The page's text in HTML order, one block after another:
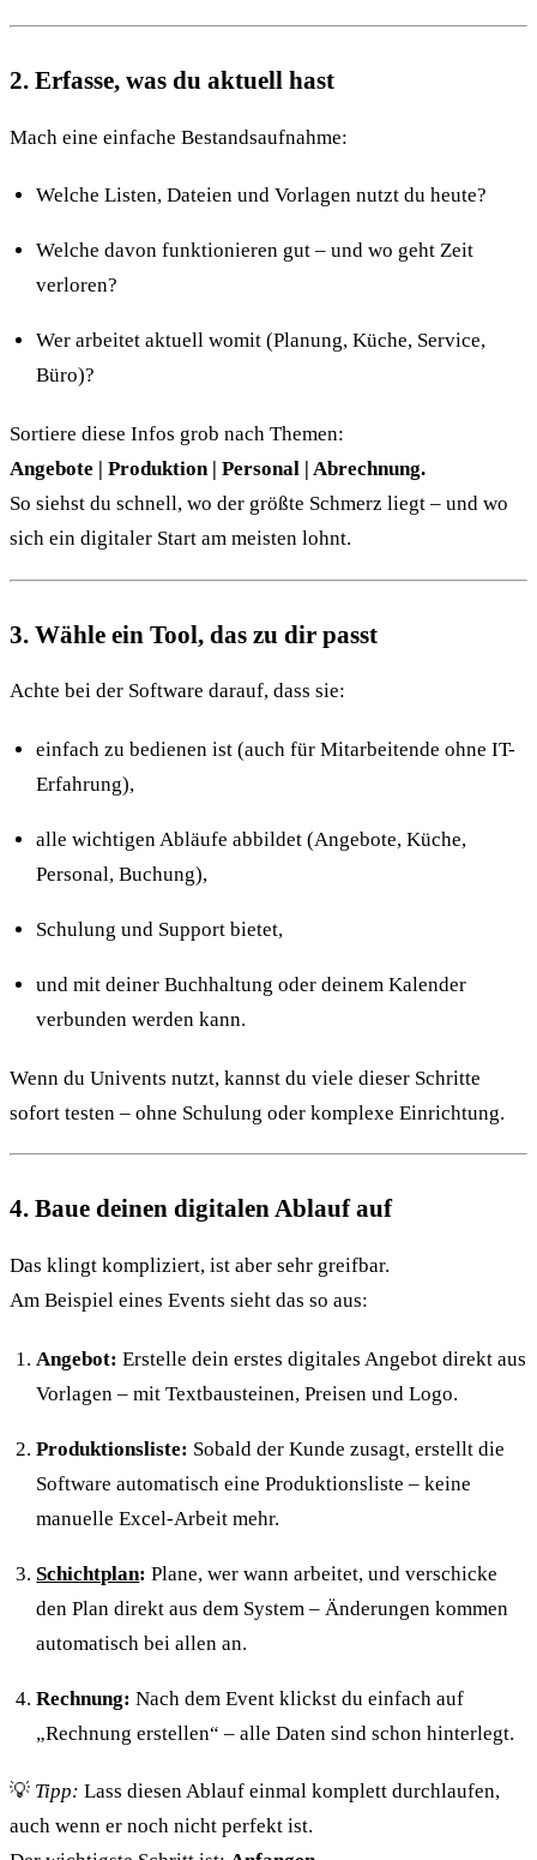
2. Erfasse, was du aktuell hast
Mach eine einfache Bestandsaufnahme:
Welche Listen, Dateien und Vorlagen nutzt du heute?
Welche davon funktionieren gut – und wo geht Zeit
verloren?
Wer arbeitet aktuell womit (Planung, Küche, Service,
Büro)?
Sortiere diese Infos grob nach Themen:
Angebote | Produktion | Personal | Abrechnung.
So siehst du schnell, wo der größte Schmerz liegt – und wo
sich ein digitaler Start am meisten lohnt.
3. Wähle ein Tool, das zu dir passt
Achte bei der Software darauf, dass sie:
einfach zu bedienen ist (auch für Mitarbeitende ohne IT-
Erfahrung),
alle wichtigen Abläufe abbildet (Angebote, Küche,
Personal, Buchung),
Schulung und Support bietet,
und mit deiner Buchhaltung oder deinem Kalender
verbunden werden kann.
Wenn du Univents nutzt, kannst du viele dieser Schritte
sofort testen – ohne Schulung oder komplexe Einrichtung.
4. Baue deinen digitalen Ablauf auf
Das klingt kompliziert, ist aber sehr greifbar.
Am Beispiel eines Events sieht das so aus:
Angebot: Erstelle dein erstes digitales Angebot direkt aus
Vorlagen – mit Textbausteinen, Preisen und Logo.
Produktionsliste: Sobald der Kunde zusagt, erstellt die
Software automatisch eine Produktionsliste – keine
manuelle Excel-Arbeit mehr.
Schichtplan: Plane, wer wann arbeitet, und verschicke
den Plan direkt aus dem System – Änderungen kommen
automatisch bei allen an.
Rechnung: Nach dem Event klickst du einfach auf
„Rechnung erstellen“ – alle Daten sind schon hinterlegt.
💡 Tipp: Lass diesen Ablauf einmal komplett durchlaufen,
auch wenn er noch nicht perfekt ist.